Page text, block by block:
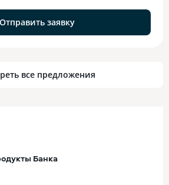
Отправить заявку
все предложения
Банка